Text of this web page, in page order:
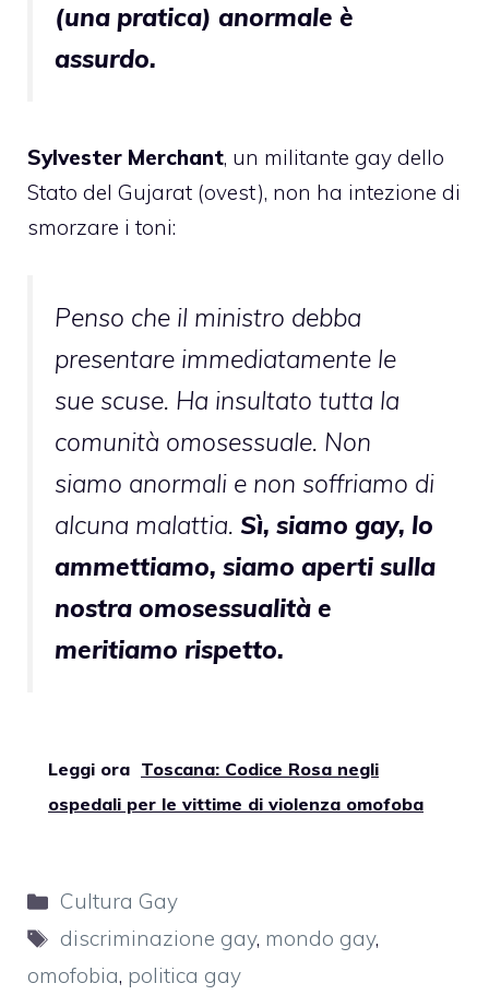
(una pratica) anormale è
assurdo.
Sylvester Merchant, un militante gay dello
Stato del Gujarat (ovest), non ha intezione di
smorzare i toni:
Penso che il ministro debba
presentare immediatamente le
sue scuse. Ha insultato tutta la
comunità omosessuale. Non
siamo anormali e non soffriamo di
alcuna malattia. Sì, siamo gay, lo
ammettiamo, siamo aperti sulla
nostra omosessualità e
meritiamo rispetto.
Leggi ora Toscana: Codice Rosa negli
ospedali per le vittime di violenza omofoba
Categorie
Cultura Gay
Tag
discriminazione gay, mondo gay,
omofobia, politica gay